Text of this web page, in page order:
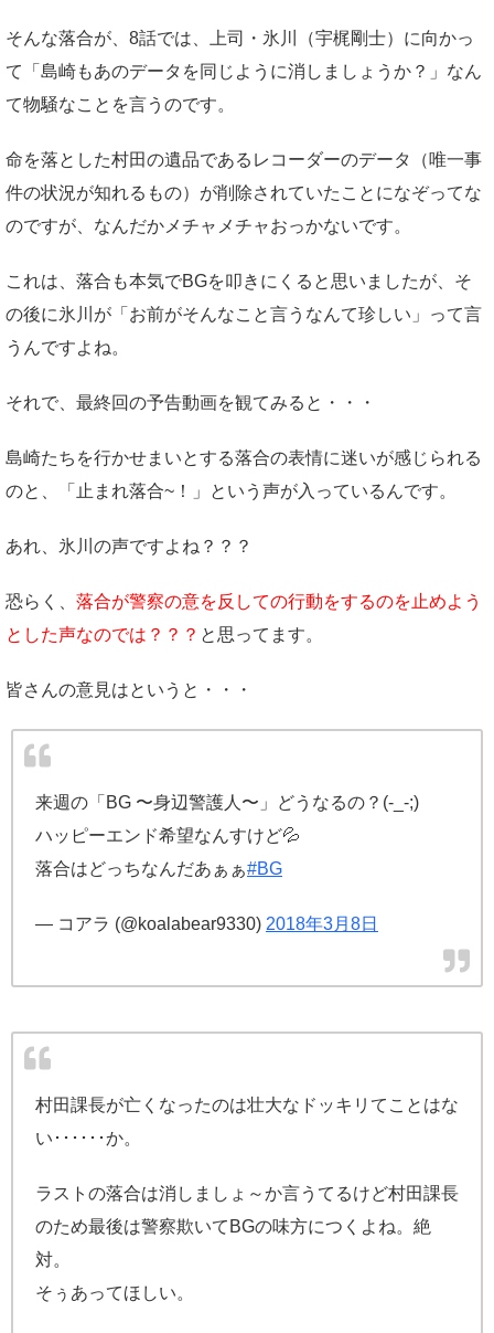
そんな落合が、8話では、上司・氷川（宇梶剛士）に向かっ
て「島崎もあのデータを同じように消しましょうか？」なん
て物騒なことを言うのです。
命を落とした村田の遺品であるレコーダーのデータ（唯一事
件の状況が知れるもの）が削除されていたことになぞってな
のですが、なんだかメチャメチャおっかないです。
これは、落合も本気でBGを叩きにくると思いましたが、そ
の後に氷川が「お前がそんなこと言うなんて珍しい」って言
うんですよね。
それで、最終回の予告動画を観てみると・・・
島崎たちを行かせまいとする落合の表情に迷いが感じられる
のと、「止まれ落合~！」という声が入っているんです。
あれ、氷川の声ですよね？？？
恐らく、 落合が警察の意を反しての行動をするのを止めよう
とした声なのでは？？？ と思ってます。
皆さんの意見はというと・・・
来週の「BG 〜身辺警護人〜」どうなるの？(-_-;)
ハッピーエンド希望なんすけど💦
落合はどっちなんだあぁぁ#BG
— コアラ (@koalabear9330) 2018年3月8日
村田課長が亡くなったのは壮大なドッキリてことはな
い･･････か。
ラストの落合は消しましょ～か言うてるけど村田課長
のため最後は警察欺いてBGの味方につくよね。絶
対。
そぅあってほしい。